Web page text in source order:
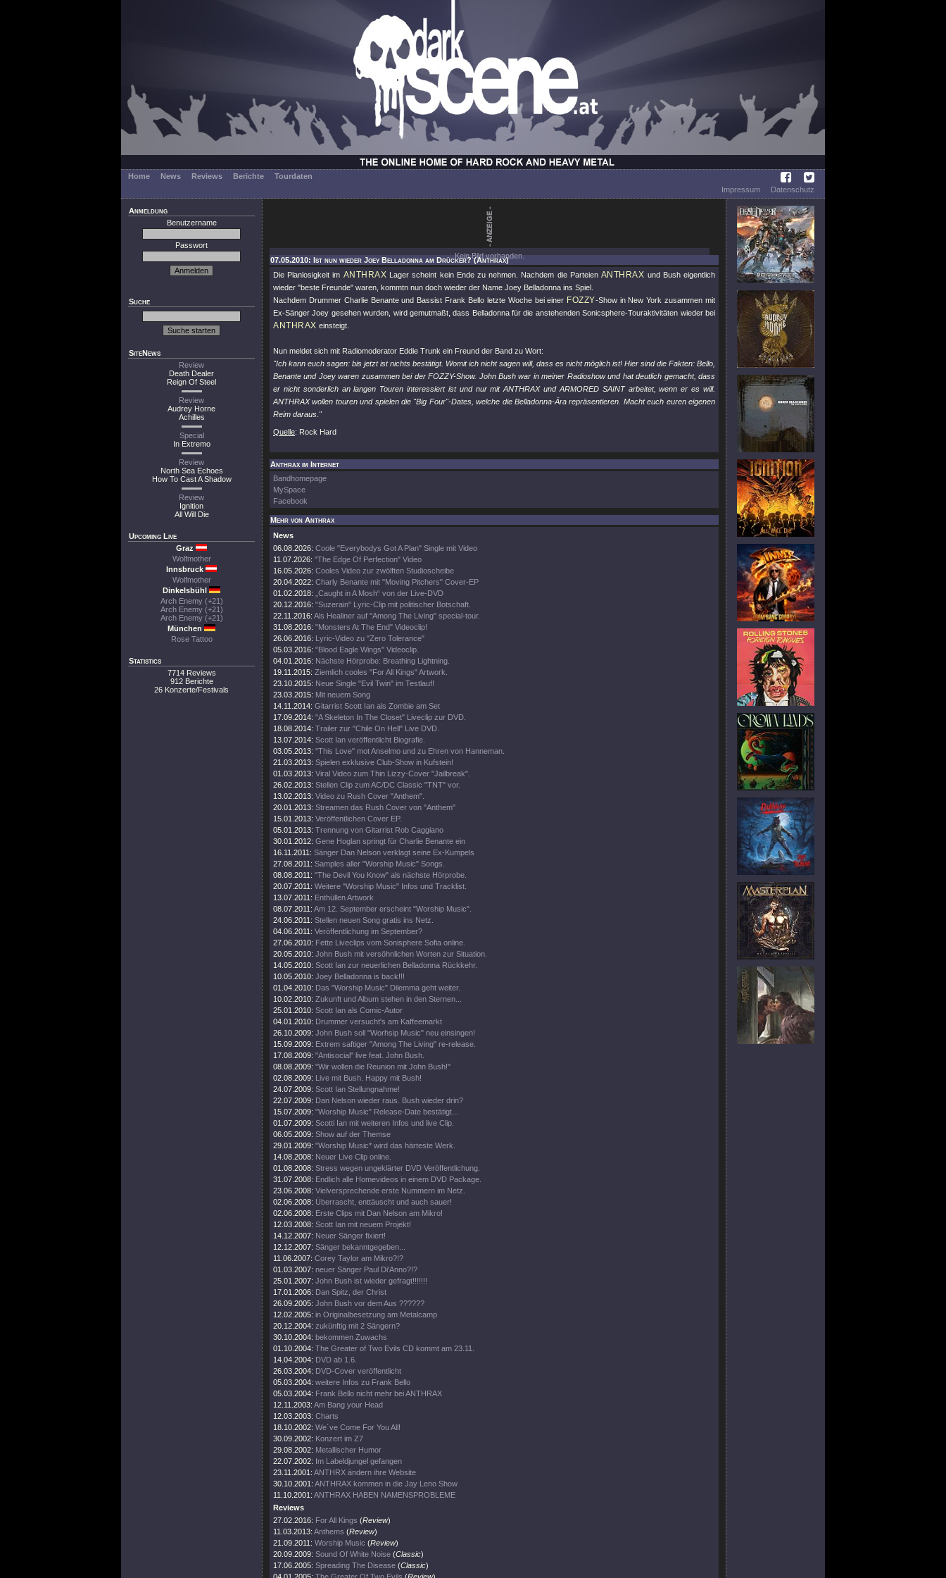
Home News Reviews Berichte
Tourdaten
Impressum
Datenschutz
Anmeldung
Benutzername
Passwort
Suche
SiteNews
Review
Death Dealer
Reign Of Steel
Review
Audrey Horne
Achilles
Special
In Extremo
Review
North Sea Echoes
How To Cast A Shadow
Review
Ignition
All Will Die
Upcoming Live
Graz
Wolfmother
Innsbruck
Wolfmother
Dinkelsbühl
Arch Enemy (+21)
Arch Enemy (+21)
Arch Enemy (+21)
München
Rose Tattoo
Statistics
7714 Reviews
912 Berichte
26 Konzerte/Festivals
Kein Bild vorhanden.
07.05.2010: Ist nun wieder Joey Belladonna am Drücker? (Anthrax)
Die Planlosigkeit im ANTHRAX Lager scheint kein Ende zu nehmen. Nachdem die Parteien ANTHRAX und Bush eigentlich
wieder "beste Freunde" waren, kommtn nun doch wieder der Name Joey Belladonna ins Spiel.
Nachdem Drummer Charlie Benante und Bassist Frank Bello letzte Woche bei einer FOZZY-Show in New York zusammen mit
Ex-Sänger Joey gesehen wurden, wird gemutmaßt, dass Belladonna für die anstehenden Sonicsphere-Touraktivitäten wieder bei
ANTHRAX einsteigt.
Nun meldet sich mit Radiomoderator Eddie Trunk ein Freund der Band zu Wort:
"Ich kann euch sagen: bis jetzt ist nichts bestätigt. Womit ich nicht sagen will, dass es nicht möglich ist! Hier sind die Fakten: Bello,
Benante und Joey waren zusammen bei der FOZZY-Show. John Bush war in meiner Radioshow und hat deutlich gemacht, dass
er nicht sonderlich an langen Touren interessiert ist und nur mit ANTHRAX und ARMORED SAINT arbeitet, wenn er es will.
ANTHRAX wollen touren und spielen die "Big Four"-Dates, welche die Belladonna-Ära repräsentieren. Macht euch euren eigenen
Reim daraus."
Quelle: Rock Hard
Anthrax im Internet
Bandhomepage
MySpace
Facebook
Mehr von Anthrax
News
06.08.2026: Coole "Everybodys Got A Plan" Single mit Video
11.07.2026: "The Edge Of Perfection" Video
16.05.2026: Cooles Video zur zwölften Studioscheibe
20.04.2022: Charly Benante mit "Moving Pitchers" Cover-EP
01.02.2018:
„Caught in A Mosh“ von der Live-DVD
20.12.2016: "Suzerain" Lyric-Clip mit politischer Botschaft.
22.11.2016: Als Healiner auf "Among The Living" special-tour.
31.08.2016: "Monsters At The End" Videoclip!
26.06.2016: Lyric-Video zu "Zero Tolerance"
05.03.2016: "Blood Eagle Wings" Videoclip.
04.01.2016: Nächste Hörprobe: Breathing Lightning.
19.11.2015: Ziemlich cooles "For All Kings" Artwork.
23.10.2015: Neue Single "Evil Twin" im Testlauf!
23.03.2015: Mit neuem Song
14.11.2014: Gitarrist Scott Ian als Zombie am Set
17.09.2014: "A Skeleton In The Closet" Liveclip zur DVD.
18.08.2014: Trailer zur "Chile On Hell" Live DVD.
13.07.2014: Scott Ian veröffentlicht Biografie.
03.05.2013: "This Love" mot Anselmo und zu Ehren von Hanneman.
21.03.2013: Spielen exklusive Club-Show in Kufstein!
01.03.2013: Viral Video zum Thin Lizzy-Cover "Jailbreak".
26.02.2013: Stellen Clip zum AC/DC Classic "TNT" vor.
13.02.2013: Video zu Rush Cover "Anthem".
20.01.2013: Streamen das Rush Cover von "Anthem"
15.01.2013: Veröffentlichen Cover EP.
05.01.2013: Trennung von Gitarrist Rob Caggiano
30.01.2012: Gene Hoglan springt für Charlie Benante ein
16.11.2011: Sänger Dan Nelson verklagt seine Ex-Kumpels
27.08.2011: Samples aller "Worship Music" Songs.
08.08.2011: "The Devil You Know" als nächste Hörprobe.
20.07.2011: Weitere "Worship Music" Infos und Tracklist.
13.07.2011: Enthüllen Artwork
08.07.2011: Am 12. September erscheint "Worship Music".
24.06.2011: Stellen neuen Song gratis ins Netz.
04.06.2011: Veröffentlichung im September?
27.06.2010: Fette Liveclips vom Sonisphere Sofia online.
20.05.2010: John Bush mit versöhnlichen Worten zur Situation.
14.05.2010: Scott Ian zur neuerlichen Belladonna Rückkehr.
10.05.2010: Joey Belladonna is back!!!
01.04.2010: Das "Worship Music" Dilemma geht weiter.
10.02.2010: Zukunft und Album stehen in den Sternen...
25.01.2010: Scott Ian als Comic-Autor
04.01.2010: Drummer versucht's am Kaffeemarkt
26.10.2009: John Bush soll "Worhsip Music" neu einsingen!
15.09.2009: Extrem saftiger "Among The Living" re-release.
17.08.2009: "Antisocial" live feat. John Bush.
08.08.2009: "Wir wollen die Reunion mit John Bush!"
02.08.2009: Live mit Bush. Happy mit Bush!
24.07.2009: Scott Ian Stellungnahme!
22.07.2009: Dan Nelson wieder raus. Bush wieder drin?
15.07.2009: "Worship Music" Release-Date bestätigt...
01.07.2009: Scotti Ian mit weiteren Infos und live Clip.
06.05.2009: Show auf der Themse
29.01.2009: "Worship Music* wird das härteste Werk.
14.08.2008: Neuer Live Clip online.
01.08.2008: Stress wegen ungeklärter DVD Veröffentlichung.
31.07.2008: Endlich alle Homevideos in einem DVD Package.
23.06.2008: Vielversprechende erste Nummern im Netz.
02.06.2008: Überrascht, enttäuscht und auch sauer!
02.06.2008: Erste Clips mit Dan Nelson am Mikro!
12.03.2008: Scott Ian mit neuem Projekt!
14.12.2007: Neuer Sänger fixiert!
12.12.2007: Sänger bekanntgegeben...
11.06.2007: Corey Taylor am Mikro?!?
01.03.2007: neuer Sänger Paul Di'Anno?!?
25.01.2007: John Bush ist wieder gefragt!!!!!!!
17.01.2006: Dan Spitz, der Christ
26.09.2005: John Bush vor dem Aus ??????
12.02.2005: in Originalbesetzung am Metalcamp
20.12.2004: zukünftig mit 2 Sängern?
30.10.2004: bekommen Zuwachs
01.10.2004: The Greater of Two Evils CD kommt am 23.11.
14.04.2004: DVD ab 1.6.
26.03.2004: DVD-Cover veröffentlicht
05.03.2004: weitere Infos zu Frank Bello
05.03.2004: Frank Bello nicht mehr bei ANTHRAX
12.11.2003: Am Bang your Head
12.03.2003: Charts
18.10.2002: We´ve Come For You All!
30.09.2002: Konzert im Z7
29.08.2002: Metallischer Humor
22.07.2002: Im Labeldjungel gefangen
23.11.2001: ANTHRX ändern ihre Website
30.10.2001: ANTHRAX kommen in die Jay Leno Show
11.10.2001: ANTHRAX HABEN NAMENSPROBLEME
Reviews
27.02.2016: For All Kings (Review)
11.03.2013: Anthems (Review)
21.09.2011: Worship Music (Review)
20.09.2009: Sound Of White Noise (Classic)
17.06.2005: Spreading The Disease (Classic)